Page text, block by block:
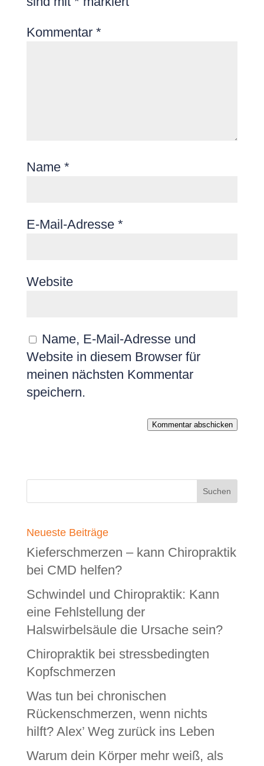
Kommentar *
Name *
E-Mail-Adresse *
Website
Name, E-Mail-Adresse und
Website in diesem Browser für
meinen nächsten Kommentar
speichern.
Kommentar abschicken
Neueste Beiträge
Kieferschmerzen – kann Chiropraktik
bei CMD helfen?
Schwindel und Chiropraktik: Kann
eine Fehlstellung der
Halswirbelsäule die Ursache sein?
Chiropraktik bei stressbedingten
Kopfschmerzen
Was tun bei chronischen
Rückenschmerzen, wenn nichts
hilft? Alex’ Weg zurück ins Leben
Warum dein Körper mehr weiß, als